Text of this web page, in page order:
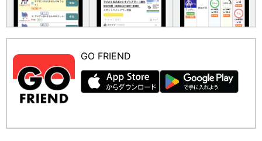
GO FRIEND